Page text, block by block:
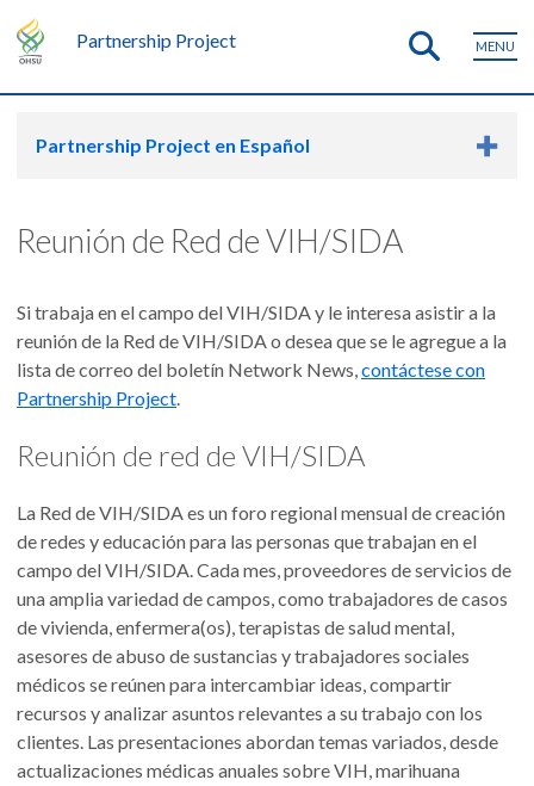
Partnership Project MENU
Partnership Project en Español
Reunión de Red de VIH/SIDA
Si trabaja en el campo del VIH/SIDA y le interesa asistir a la
reunión de la Red de VIH/SIDA o desea que se le agregue a la
lista de correo del boletín Network News,contáctese con
Partnership Project.
Reunión de red de VIH/SIDA
La Red de VIH/SIDA es un foro regional mensual de creación
de redes y educación para las personas que trabajan en el
campo del VIH/SIDA. Cada mes, proveedores de servicios de
una amplia variedad de campos, como trabajadores de casos
de vivienda, enfermera(os), terapistas de salud mental,
asesores de abuso de sustancias y trabajadores sociales
médicos se reúnen para intercambiar ideas, compartir
recursos y analizar asuntos relevantes a su trabajo con los
clientes. Las presentaciones abordan temas variados, desde
actualizaciones médicas anuales sobre VIH, marihuana